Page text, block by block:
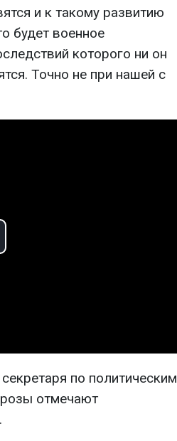
и к такому развитию
будет военное
которого ни он
Точно не при нашей с
по политическим
отмечают